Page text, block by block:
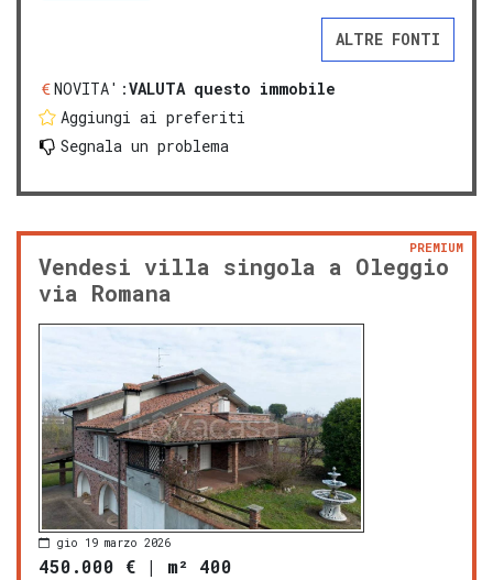
ALTRE FONTI
NOVITA':VALUTA questo immobile
Aggiungi ai preferiti
Segnala un problema
Vendesi villa singola a Oleggio
via Romana
PREMIUM
gio 19 marzo 2026
450.000 € | m² 400